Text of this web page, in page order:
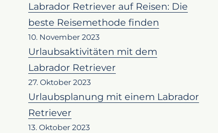
Labrador Retriever auf Reisen: Die
beste Reisemethode finden
10. November 2023
Urlaubsaktivitäten mit dem
Labrador Retriever
27. Oktober 2023
Urlaubsplanung mit einem Labrador
Retriever
13. Oktober 2023